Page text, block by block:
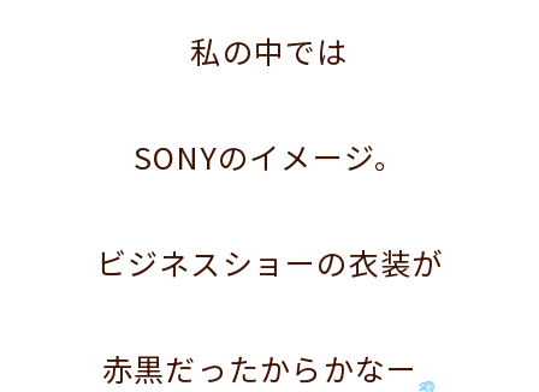
私の中では
SONYのイメージ。
ビジネスショーの衣装が
赤黒だったからかなー